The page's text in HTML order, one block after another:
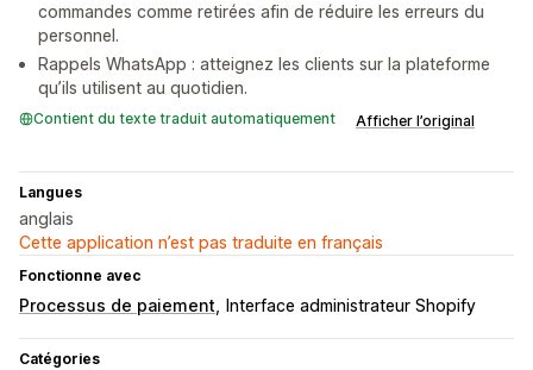
commandes comme retirées afin de réduire les erreurs du
personnel.
Rappels WhatsApp : atteignez les clients sur la plateforme
qu’ils utilisent au quotidien.
Contient du texte traduit automatiquement Afficher l’original
Langues
anglais
Cette application n’est pas traduite en français
Fonctionne avec
Processus de paiement Interface administrateur Shopify
Catégories